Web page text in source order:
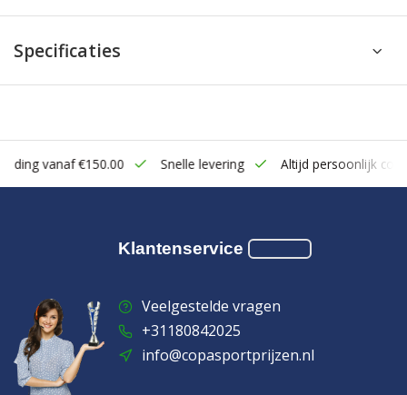
Specificaties
vanaf €150.00 Snelle levering Altijd persoonlijk
Klantenservice
Veelgestelde vragen
+31180842025
info@copasportprijzen.nl